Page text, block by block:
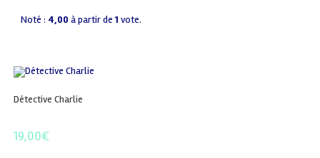
Noté : 4,00 à partir de1 vote.
Détective Charlie
19,00€